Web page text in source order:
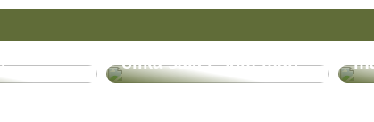
Få hjälp med många
olika saker som man